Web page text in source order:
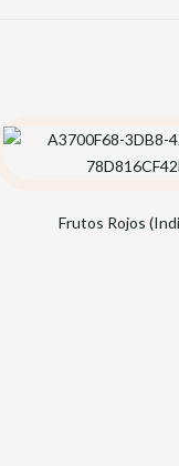
Frutos Rojos